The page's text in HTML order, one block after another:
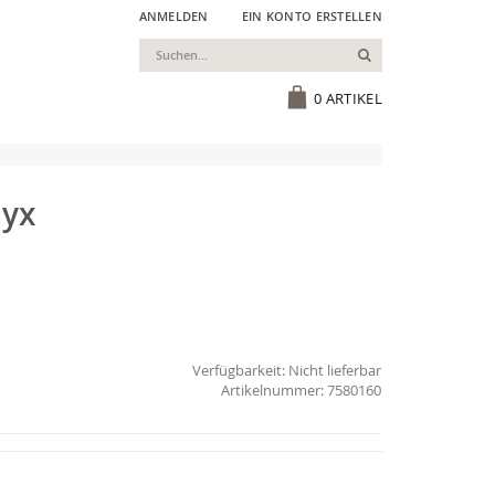
ANMELDEN EIN KONTO ERSTELLEN
0 ARTIKEL
Suchen
Verfügbarkeit: Nicht lieferbar
7580160